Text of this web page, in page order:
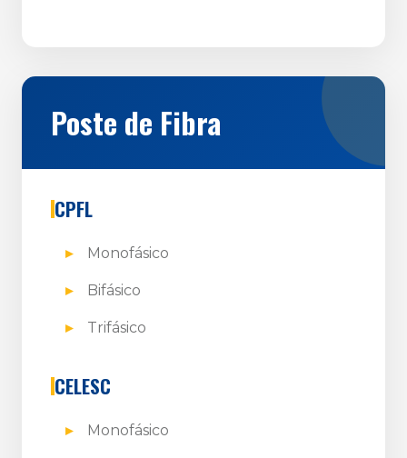
Poste de Fibra
CPFL
Monofásico
Bifásico
Trifásico
CELESC
Monofásico